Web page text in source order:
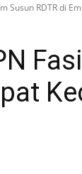
Susun RDTR di